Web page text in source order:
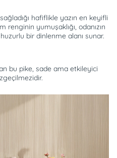
hafiflikle yazın en keyifli
renginin yumuşaklığı, odanızın
bir dinlenme alanı sunar.
bu pike, sade ama etkileyici